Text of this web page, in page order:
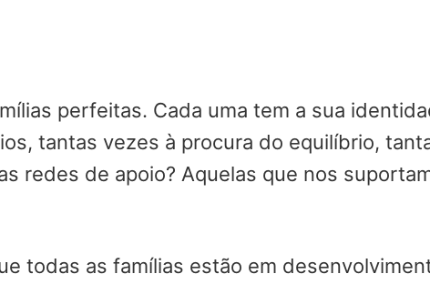
perfeitas. Cada uma tem a sua
tantas vezes à procura do equilíbrio,
redes de apoio? Aquelas que nos
todas as famílias estão em